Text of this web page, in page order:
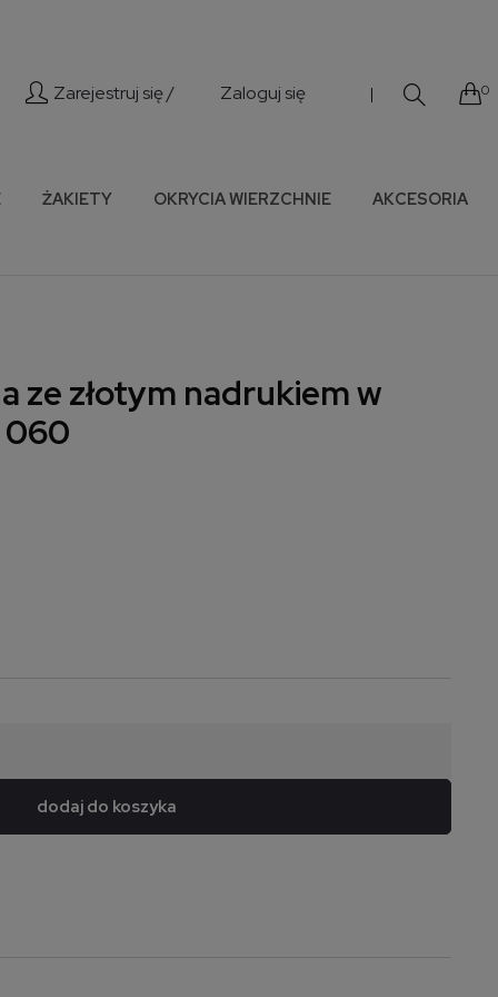
Zarejestruj się / Zaloguj się | 0
ŻAKIETY OKRYCIA WIERZCHNIE
AKCESORIA
ze złotym nadrukiem w
060
dodaj do koszyka